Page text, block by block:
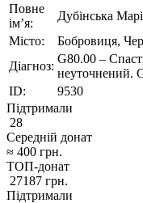
Повне
ім’я:
Дубінська
Місто:
Бобровиця,
Діагноз:
G80.00 –
неуточнений.
ID:
9530
Підтримали
28
Середній донат
≈ 400 грн.
ТОП-донат
27187 грн.
Підтримали